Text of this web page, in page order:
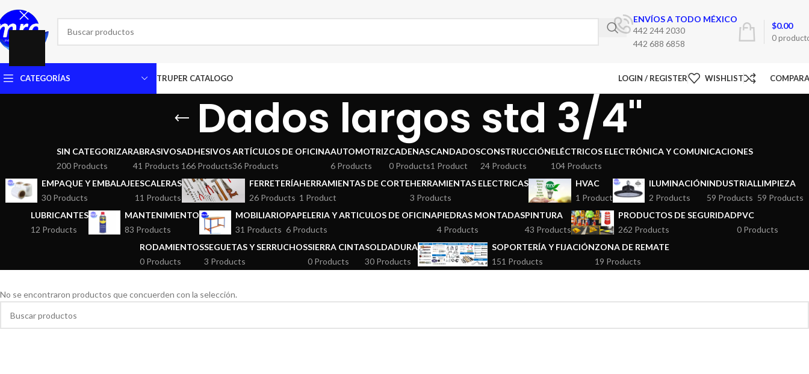
ENVÍOS A TODO MÉXICO
442 244 2030
442 688 6858
0
$0.00
CATEGORÍAS TRUPER CATALOGO LOGIN / REGISTER WISHLIST
Dados largos std 3/4"
SIN CATEGORIZAR
200 Products
ABRASIVOS
41 Products
ADHESIVOS
166 Products
ARTÍCULOS DE OFICINA
36 Products
AUTOMOTRIZ
6 Products
CADENAS
0 Products
CANDADOS
1 Product
CONSTRUCCIÓN
24 Products
ELÉCTRICOS ELECTRÓNICA Y COMUNICACIONES
104 Products
EMPAQUE Y EMBALAJE
30 Products
ESCALERAS
11 Products
FERRETERÍA
26 Products
HERRAMIENTAS DE CORTE
1 Product
HERRAMIENTAS ELECTRICAS
3 Products
HVAC
1 Product
ILUMINACIÓN
2 Products
INDUSTRIAL
59 Products
LIMPIEZA
59 Products
LUBRICANTES
12 Products
MANTENIMIENTO
83 Products
MOBILIARIO
31 Products
PAPELERIA Y ARTICULOS DE OFICINA
6 Products
PIEDRAS MONTADAS
4 Products
PINTURA
43 Products
PRODUCTOS DE SEGURIDAD
262 Products
PVC
0 Products
RODAMIENTOS
0 Products
SEGUETAS Y SERRUCHOS
3 Products
SIERRA CINTA
0 Products
SOLDADURA
30 Products
SOPORTERÍA Y FIJACIÓN
151 Products
ZONA DE REMATE
19 Products
No se encontraron productos que concuerden con la selección.